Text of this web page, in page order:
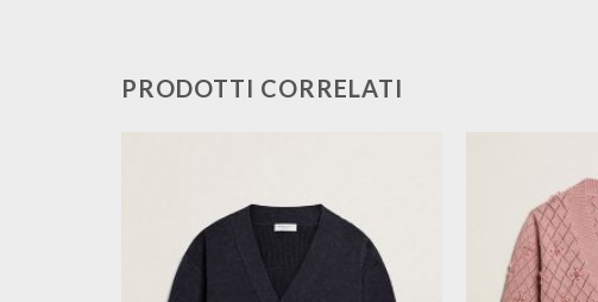
PRODOTTI CORRELATI